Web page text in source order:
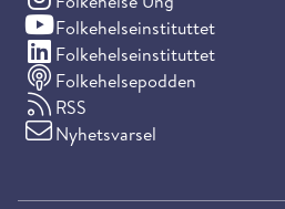
Folkehelseinstituttet
(YouTube)
Folkehelseinstituttet
(LinkedIn)
Folkehelsepodden
RSS
Nyhetsvarsel